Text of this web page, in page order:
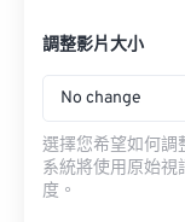
調整影片大小
No change
選擇您希望如何調
系統將使用原始視
度。